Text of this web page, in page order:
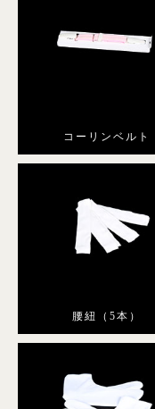
コーリンベルト
腰紐（5本）